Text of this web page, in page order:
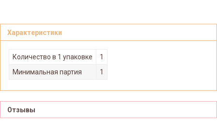
Характеристики
Количество в 1 упаковке
1
Минимальная партия
1
Отзывы